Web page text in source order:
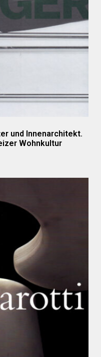
und Innenarchitekt.
Wohnkultur